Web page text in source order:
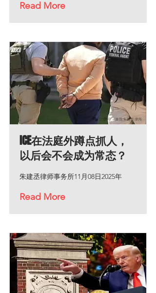
Read More
ICE在法庭外蹲点抓人，
以后会不会成为常态？
朱建丞律师事务所11月08日2025年
Read More